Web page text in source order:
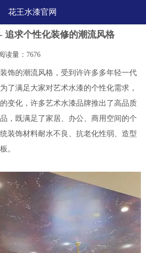
花王水漆官网
追求个性化装修的潮流风格
读量： 7676
饰的潮流风格，受到许许多多年轻一代
了满足大家对艺术水漆的个性化需求，
变化，许多艺术水漆品牌推出了高品质
，既满足了家居、办公、商用空间的个
装饰材料耐水不良、抗老化性弱、造型
。